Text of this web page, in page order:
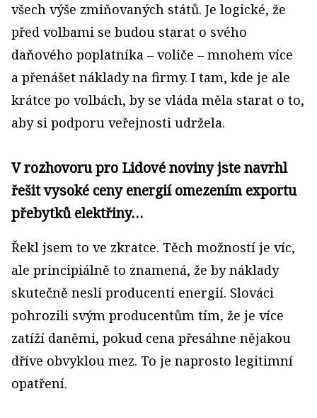
všech výše zmiňovaných států. Je logické, že
před volbami se budou starat o svého
daňového poplatníka – voliče – mnohem více
a přenášet náklady na firmy. I tam, kde je ale
krátce po volbách, by se vláda měla starat o to,
aby si podporu veřejnosti udržela.
V rozhovoru pro Lidové noviny jste navrhl
řešit vysoké ceny energií omezením exportu
přebytků elektřiny…
Řekl jsem to ve zkratce. Těch možností je víc,
ale principiálně to znamená, že by náklady
skutečně nesli producenti energií. Slováci
pohrozili svým producentům tím, že je více
zatíží daněmi, pokud cena přesáhne nějakou
dříve obvyklou mez. To je naprosto legitimní
opatření.